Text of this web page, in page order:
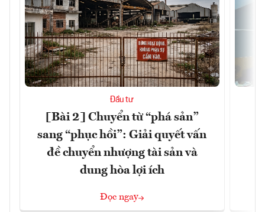
Đầu tư
[Bài 2] Chuyển từ “phá sản”
sang “phục hồi”: Giải quyết vấn
đề chuyển nhượng tài sản và
dung hòa lợi ích
Đọc ngay